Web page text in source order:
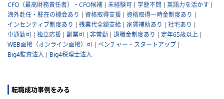
CFO（最高財務責任者）・CFO候補
未経験可 学歴不問
英語力を活かす
海外赴任・駐在の機会あり
資格取得支援
資格取得一時金制度あり
インセンティブ制度あり
残業代全額支給 家賃補助あり
社宅あり
車通勤可
独立応援 副業可 非常勤 退職金制度あり
定年65歳以上
WEB面接（オンライン面接）可
ベンチャー・スタートアップ
Big4監査法人
Big4税理士法人
転職成功事例をみる